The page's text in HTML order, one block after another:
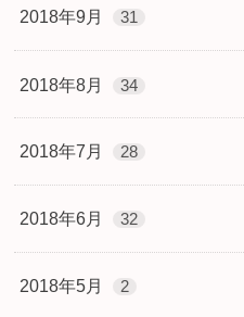
2018年9月 31
2018年8月 34
2018年7月 28
2018年6月 32
2018年5月 2